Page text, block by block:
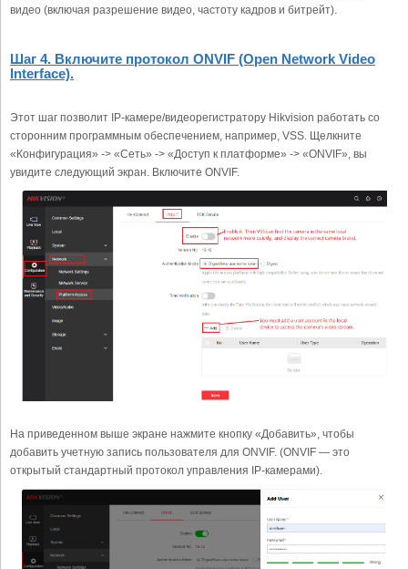
видео (включая разрешение видео, частоту кадров и битрейт).
Шаг 4. Включите протокол ONVIF (Open Network Video
Interface).
Этот шаг позволит IP-камере/видеорегистратору Hikvision работать со
сторонним программным обеспечением, например, VSS. Щелкните
«Конфигурация» -> «Сеть» -> «Доступ к платформе» -> «ONVIF», вы
увидите следующий экран. Включите ONVIF.
На приведенном выше экране нажмите кнопку «Добавить», чтобы
добавить учетную запись пользователя для ONVIF. (ONVIF — это
открытый стандартный протокол управления IP-камерами).